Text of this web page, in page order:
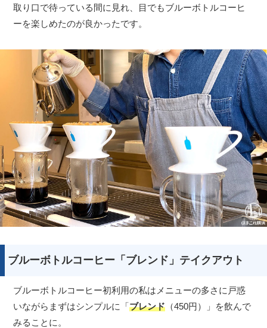
取り口で待っている間に見れ、目でもブルーボトルコーヒ
ーを楽しめたのが良かったです。
ブルーボトルコーヒー「ブレンド」テイクアウト
ブルーボトルコーヒー初利用の私はメニューの多さに戸惑
いながらまずはシンプルに「ブレンド （450円）」を飲んで
みることに。